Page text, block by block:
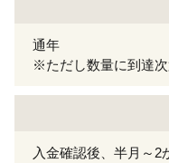
通年
※ただし数量に到達次
入金確認後、半月～2